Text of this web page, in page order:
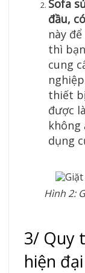
Sofa
đầu,
này
thì
cung
thiết
được
dụng
Hình 2:
3/ Quy
hiện đại